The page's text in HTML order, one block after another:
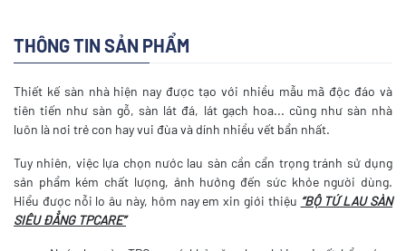
THÔNG TIN SẢN PHẨM
Thiết kế sàn nhà hiện nay được tạo với nhiều mẫu mã độc đáo và
tiên tiến như sàn gỗ, sàn lát đá, lát gạch hoa... cũng như sàn nhà
luôn là nơi trẻ con hay vui đùa và dính nhiều vết bẩn nhất.
Tuy nhiên, việc lựa chọn nước lau sàn cần cẩn trọng tránh sử dụng
sản phẩm kém chất lượng, ảnh hưởng đến sức khỏe người dùng.
Hiểu được nỗi lo âu này, hôm nay em xin giới thiệu “BỘ TỨ LAU SÀN
SIÊU ĐẲNG TPCARE”